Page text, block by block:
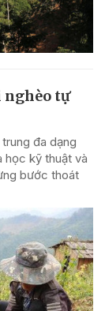
nghèo tự
đa dạng
học kỹ thuật và
bước thoát